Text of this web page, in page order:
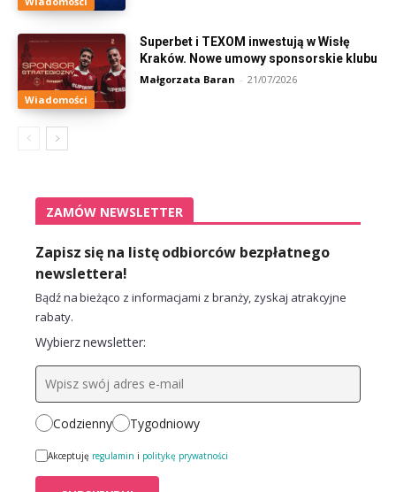
Wiadomości
Superbet i TEXOM inwestują w Wisłę
Kraków. Nowe umowy sponsorskie klubu
Małgorzata Baran - 21/07/2026
ZAMÓW NEWSLETTER
Zapisz się na listę odbiorców bezpłatnego
newslettera!
Bądź na bieżąco z informacjami z branży, zyskaj atrakcyjne
rabaty.
Wybierz newsletter:
Codzienny Tygodniowy
Akceptuję regulamin i politykę prywatności